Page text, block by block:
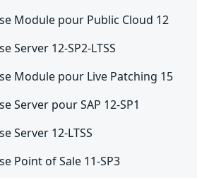
Module pour Public Cloud 12
Server 12-SP2-LTSS
Module pour Live Patching 15
Server pour SAP 12-SP1
Server 12-LTSS
Point of Sale 11-SP3